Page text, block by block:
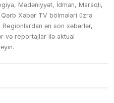
Mədəniyyət, İdman, Maraqlı,
Xəbər TV bölmələri üzrə
ən son xəbərlər,
və reportajlar ilə aktual